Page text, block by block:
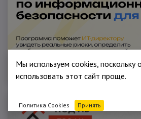
Мы используем cookies, поскольку
использовать этот сайт проще.
Политика Cookies Принять